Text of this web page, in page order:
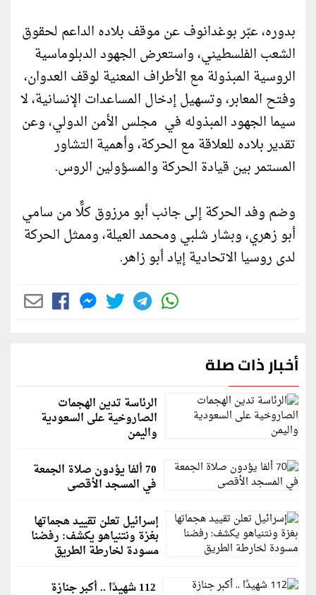
بدوره، عبّر بوغدانوف عن موقف بلاده الداعم لحقوق
الشعب الفلسطيني، واستعرض الجهود الدبلوماسية
الروسية المبذولة مع الأطراف المعنية لوقف العدوان،
وفتح المعابر، وتسهيل إدخال المساعدات الإنسانية، لا
سيما الجهود المبذوله في مجلس الأمن الدولي، وعن
تقدير بلاده للعلاقة مع الحركة، وأهمية التشاور
المستمر بين قيادة الحركة والمسؤولين الروس.
وضم وفد الحركة إلى جانب أبو مرزوق كلًّا من سامي
أبو زهري، وبشار شلبي ومحمد العيلة، وممثل الحركة
لدى روسيا الاتحادية إياد أبو زاهر.
أخبار ذات صلة
الرئاسة تدين الهجمات
الصاروخية على السعودية
واليمن
70 ألفا يؤدون صلاة الجمعة
في المسجد الأقصى
إسرائيل تعلن تقييد هجماتها
بغزة ونتنياهو يكشف: رفضنا
مسودة لخارطة الطريق
112 شهيدًا .. أكبر جنازة